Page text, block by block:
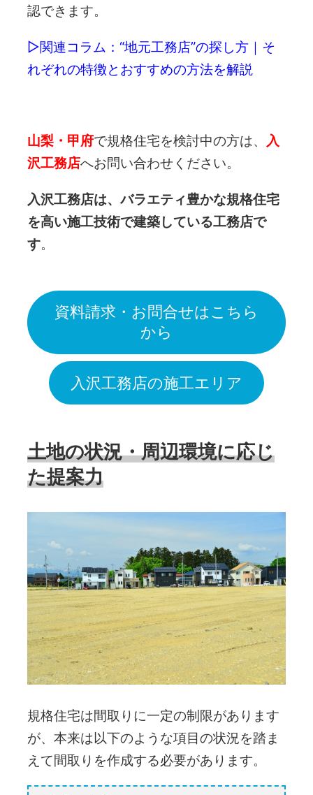
認できます。
▷関連コラム：“地元工務店”の探し方｜そ
れぞれの特徴とおすすめの方法を解説
山梨・甲府で規格住宅を検討中の方は、 入
沢工務店へお問い合わせください。
入沢工務店は、バラエティ豊かな規格住宅
を高い施工技術で建築している工務店で
す。
資料請求・お問合せはこちら
から
入沢工務店の施工エリア
土地の状況・周辺環境に応じ
た提案力
規格住宅は間取りに一定の制限があります
が、本来は以下のような項目の状況を踏ま
えて間取りを作成する必要があります。